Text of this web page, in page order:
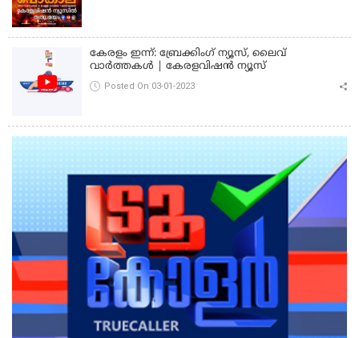
കേരളം ഇന്ന്: ബ്രേക്കിംഗ് ന്യൂസ്, ലൈവ്
വാർത്തകൾ | കേരളവിഷൻ ന്യൂസ്
Posted On 03-01-2023